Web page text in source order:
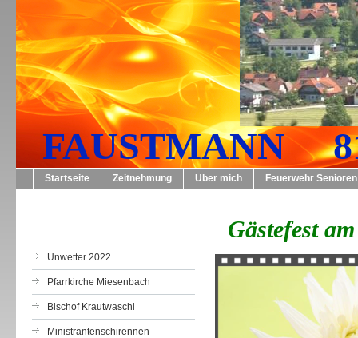
FAUSTMANN
Startseite Zeitnehmung Über mich Feuerwehr Senioren
Unwetter 2022
Pfarrkirche Miesenbach
Bischof Krautwaschl
Ministrantenschirennen
Gästefest